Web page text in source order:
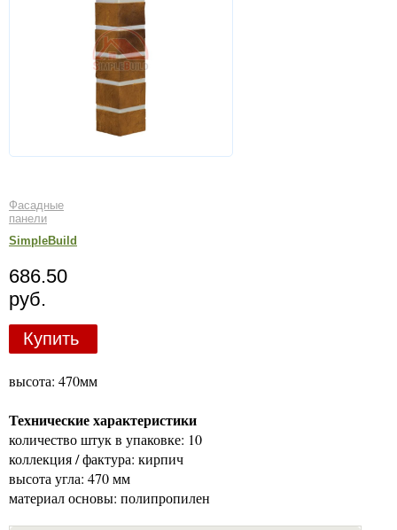
Фасадные
панели
SimpleBuild
686.50
руб.
Купить
высота: 470мм
Технические характеристики
количество штук в упаковке: 10
коллекция / фактура: кирпич
высота угла: 470 мм
материал основы: полипропилен